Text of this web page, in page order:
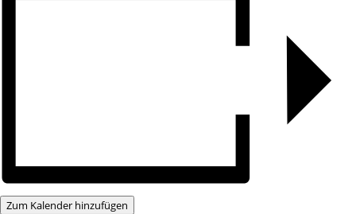
Zum Kalender hinzufügen